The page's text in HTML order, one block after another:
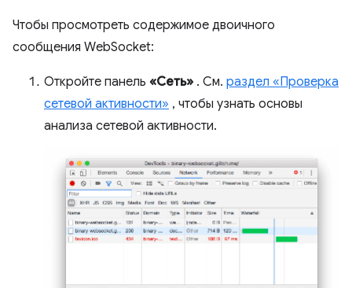
Чтобы просмотреть содержимое двоичного
сообщения WebSocket:
Откройте панель «Сеть» . См. раздел «Проверка
сетевой активности» , чтобы узнать основы
анализа сетевой активности.